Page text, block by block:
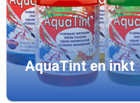
AquaTint en inkt